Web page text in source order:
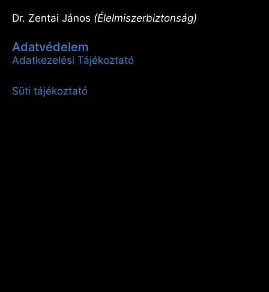
Dr. Zentai János (Élelmiszerbiztonság)
Adatvédelem
Adatkezelési Tájékoztató
Süti tájékoztató